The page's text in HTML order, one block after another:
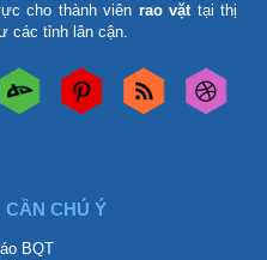
cho thành viên rao vặttại thị
các tỉnh lân cận.
CẦN CHÚ Ý
BQT